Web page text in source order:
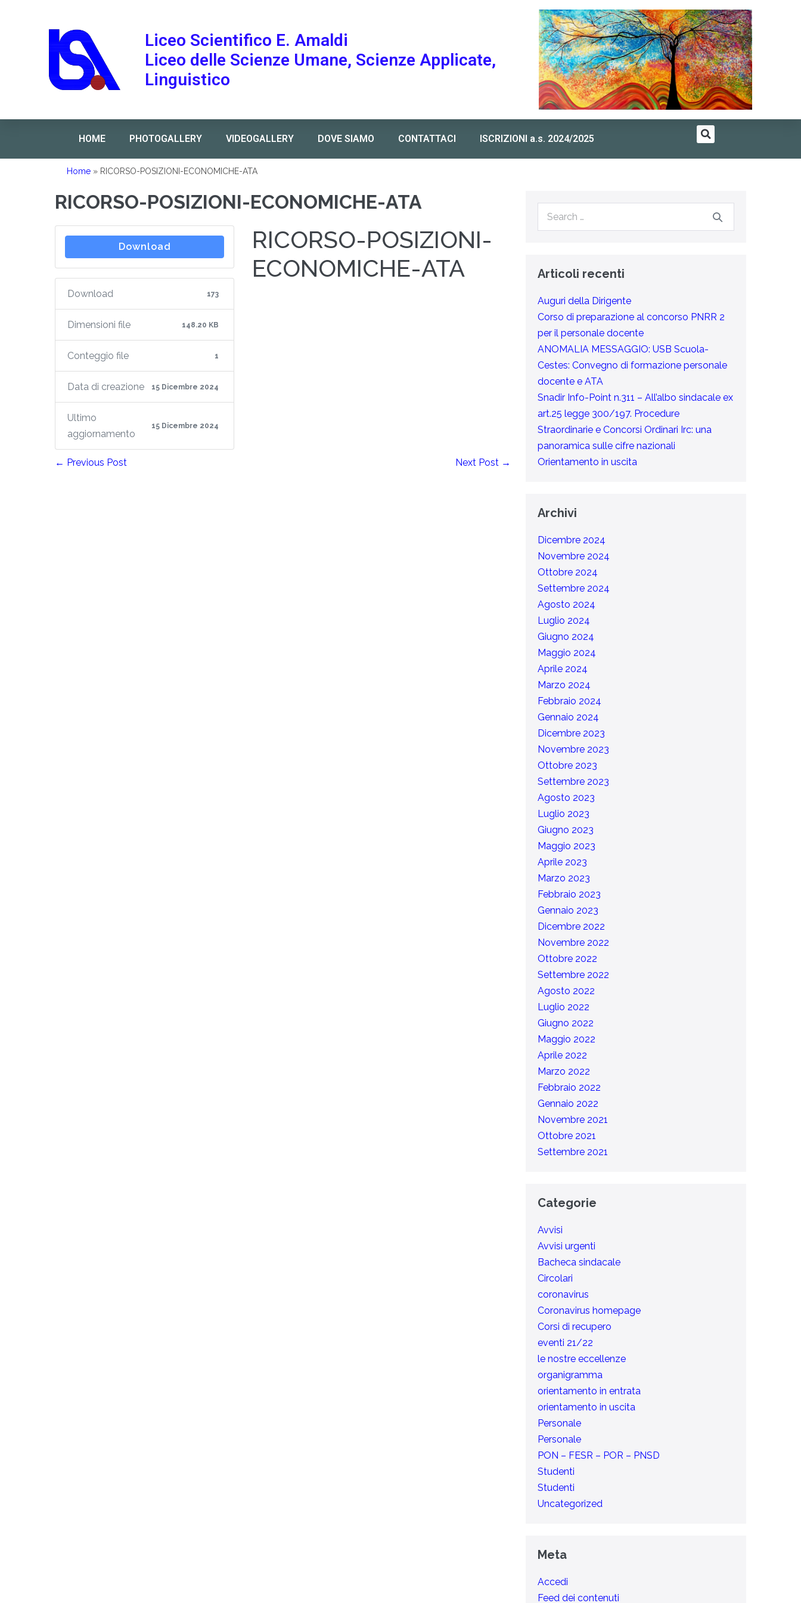
Liceo Scientifico E. Amaldi
Liceo delle Scienze Umane, Scienze Applicate,
Linguistico
HOME PHOTOGALLERY VIDEOGALLERY DOVE SIAMO CONTATTACI ISCRIZIONI a.s. 2024/2025
Home » RICORSO-POSIZIONI-ECONOMICHE-ATA
RICORSO-POSIZIONI-ECONOMICHE-ATA
Download
Download 173
Dimensioni file 148.20 KB
Conteggio file 1
Data di creazione 15 Dicembre 2024
Ultimo
aggiornamento
15 Dicembre 2024
RICORSO-POSIZIONI-
ECONOMICHE-ATA
← Previous Post Next Post →
Articoli recenti
Auguri della Dirigente
Corso di preparazione al concorso PNRR 2
per il personale docente
ANOMALIA MESSAGGIO: USB Scuola-
Cestes: Convegno di formazione personale
docente e ATA
Snadir Info-Point n.311 – All’albo sindacale ex
art.25 legge 300/197. Procedure
Straordinarie e Concorsi Ordinari Irc: una
panoramica sulle cifre nazionali
Orientamento in uscita
Archivi
Dicembre 2024
Novembre 2024
Ottobre 2024
Settembre 2024
Agosto 2024
Luglio 2024
Giugno 2024
Maggio 2024
Aprile 2024
Marzo 2024
Febbraio 2024
Gennaio 2024
Dicembre 2023
Novembre 2023
Ottobre 2023
Settembre 2023
Agosto 2023
Luglio 2023
Giugno 2023
Maggio 2023
Aprile 2023
Marzo 2023
Febbraio 2023
Gennaio 2023
Dicembre 2022
Novembre 2022
Ottobre 2022
Settembre 2022
Agosto 2022
Luglio 2022
Giugno 2022
Maggio 2022
Aprile 2022
Marzo 2022
Febbraio 2022
Gennaio 2022
Novembre 2021
Ottobre 2021
Settembre 2021
Categorie
Avvisi
Avvisi urgenti
Bacheca sindacale
Circolari
coronavirus
Coronavirus homepage
Corsi di recupero
eventi 21/22
le nostre eccellenze
organigramma
orientamento in entrata
orientamento in uscita
Personale
Personale
PON – FESR – POR – PNSD
Studenti
Studenti
Uncategorized
Meta
Accedi
Feed dei contenuti